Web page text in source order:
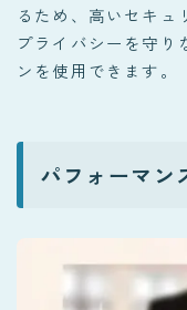
るため、高いセキュ
プライバシーを守り
ンを使用できます。
パフォーマン